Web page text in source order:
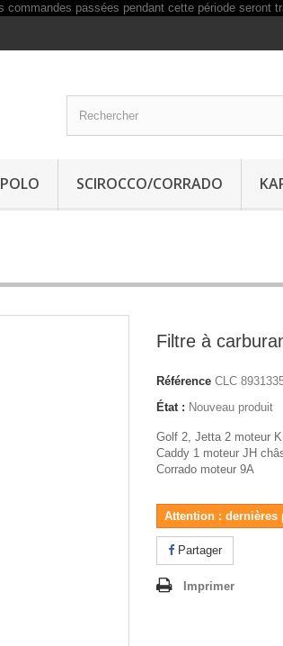
POLO SCIROCCO/CORRADO
Filtre à
Référence CLC
État : Nouveau produit
Golf 2, Jetta 2 moteur
Caddy 1 moteur JH
Corrado moteur 9A
Attention : dernières
Partager
Imprimer